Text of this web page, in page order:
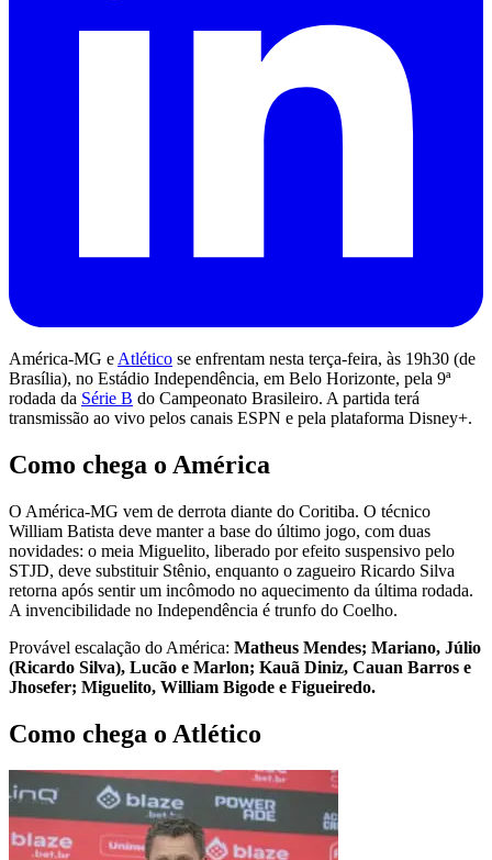
América-MG e Atlético se enfrentam nesta terça-feira, às 19h30 (de
Brasília), no Estádio Independência, em Belo Horizonte, pela 9ª
rodada da Série B do Campeonato Brasileiro. A partida terá
transmissão ao vivo pelos canais ESPN e pela plataforma Disney+.
Como chega o América
O América-MG vem de derrota diante do Coritiba. O técnico
William Batista deve manter a base do último jogo, com duas
novidades: o meia Miguelito, liberado por efeito suspensivo pelo
STJD, deve substituir Stênio, enquanto o zagueiro Ricardo Silva
retorna após sentir um incômodo no aquecimento da última rodada.
A invencibilidade no Independência é trunfo do Coelho.
Provável escalação do América: Matheus Mendes; Mariano, Júlio
(Ricardo Silva), Lucão e Marlon; Kauã Diniz, Cauan Barros e
Jhosefer; Miguelito, William Bigode e Figueiredo.
Como chega o Atlético